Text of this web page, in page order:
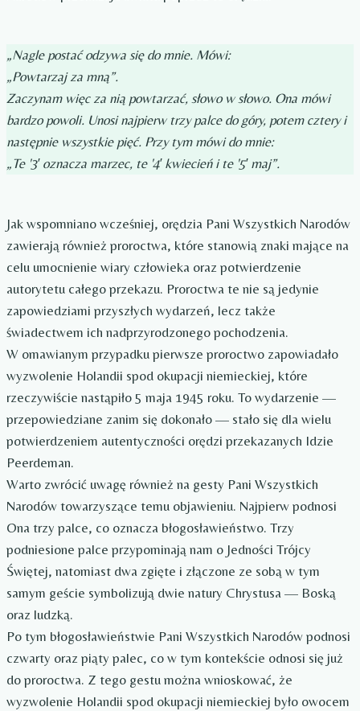
„Nagle postać odzywa się do mnie. Mówi:
„Powtarzaj za mną”.
Zaczynam więc za nią powtarzać, słowo w słowo. Ona mówi
bardzo powoli. Unosi najpierw trzy palce do góry, potem cztery i
następnie wszystkie pięć. Przy tym mówi do mnie:
„Te '3′ oznacza marzec, te '4′ kwiecień i te '5′ maj”.
Jak wspomniano wcześniej, orędzia Pani Wszystkich Narodów
zawierają również proroctwa, które stanowią znaki mające na
celu umocnienie wiary człowieka oraz potwierdzenie
autorytetu całego przekazu. Proroctwa te nie są jedynie
zapowiedziami przyszłych wydarzeń, lecz także
świadectwem ich nadprzyrodzonego pochodzenia.
W omawianym przypadku pierwsze proroctwo zapowiadało
wyzwolenie Holandii spod okupacji niemieckiej, które
rzeczywiście nastąpiło 5 maja 1945 roku. To wydarzenie —
przepowiedziane zanim się dokonało — stało się dla wielu
potwierdzeniem autentyczności orędzi przekazanych Idzie
Peerdeman.
Warto zwrócić uwagę również na gesty Pani Wszystkich
Narodów towarzyszące temu objawieniu. Najpierw podnosi
Ona trzy palce, co oznacza błogosławieństwo. Trzy
podniesione palce przypominają nam o Jedności Trójcy
Świętej, natomiast dwa zgięte i złączone ze sobą w tym
samym geście symbolizują dwie natury Chrystusa — Boską
oraz ludzką.
Po tym błogosławieństwie Pani Wszystkich Narodów podnosi
czwarty oraz piąty palec, co w tym kontekście odnosi się już
do proroctwa. Z tego gestu można wnioskować, że
wyzwolenie Holandii spod okupacji niemieckiej było owocem